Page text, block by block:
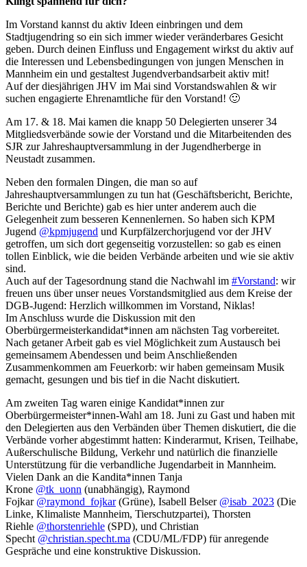
Im Vorstand kannst du aktiv Ideen einbringen und dem
Stadtjugendring so ein sich immer wieder veränderbares Gesicht
geben. Durch deinen Einfluss und Engagement wirkst du aktiv auf
die Interessen und Lebensbedingungen von jungen Menschen in
Mannheim ein und gestaltest Jugendverbandsarbeit aktiv mit!
Auf der diesjährigen JHV im Mai sind Vorstandswahlen & wir
suchen engagierte Ehrenamtliche für den Vorstand! 🙂
Am 17. & 18. Mai kamen die knapp 50 Delegierten unserer 34
Mitgliedsverbände sowie der Vorstand und die Mitarbeitenden des
SJR zur Jahreshauptversammlung in der Jugendherberge in
Neustadt zusammen.
Neben den formalen Dingen, die man so auf
Jahreshauptversammlungen zu tun hat (Geschäftsbericht, Berichte,
Berichte und Berichte) gab es hier unter anderem auch die
Gelegenheit zum besseren Kennenlernen. So haben sich KPM
Jugend @kpmjugend und Kurpfälzerchorjugend vor der JHV
getroffen, um sich dort gegenseitig vorzustellen: so gab es einen
tollen Einblick, wie die beiden Verbände arbeiten und wie sie aktiv
sind.
Auch auf der Tagesordnung stand die Nachwahl im #Vorstand: wir
freuen uns über unser neues Vorstandsmitglied aus dem Kreise der
DGB-Jugend: Herzlich willkommen im Vorstand, Niklas!
Im Anschluss wurde die Diskussion mit den
Oberbürgermeisterkandidat*innen am nächsten Tag vorbereitet.
Nach getaner Arbeit gab es viel Möglichkeit zum Austausch bei
gemeinsamem Abendessen und beim Anschließenden
Zusammenkommen am Feuerkorb: wir haben gemeinsam Musik
gemacht, gesungen und bis tief in die Nacht diskutiert.
Am zweiten Tag waren einige Kandidat*innen zur
Oberbürgermeister*innen-Wahl am 18. Juni zu Gast und haben mit
den Delegierten aus den Verbänden über Themen diskutiert, die die
Verbände vorher abgestimmt hatten: Kinderarmut, Krisen, Teilhabe,
Außerschulische Bildung, Verkehr und natürlich die finanzielle
Unterstützung für die verbandliche Jugendarbeit in Mannheim.
Vielen Dank an die Kandita*innen Tanja
Krone @tk_uonn (unabhängig), Raymond
Fojkar @raymond_fojkar(Grüne), Isabell Belser @isab_2023 (Die
Linke, Klimaliste Mannheim, Tierschutzpartei), Thorsten
Riehle @thorstenriehle (SPD), und Christian
Specht @christian.specht.ma (CDU/ML/FDP) für anregende
Gespräche und eine konstruktive Diskussion.